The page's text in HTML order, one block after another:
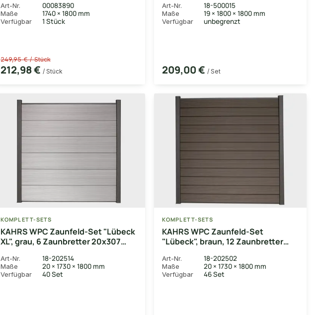
Unterbauleiste
Art-Nr. 00083890
Maße 1740 × 1800 mm
Verfügbar 1 Stück
249,95 € / Stück
212,98 € / Stück
Art-Nr. 18-500015
Maße 19 × 1800 × 1800 mm
Verfügbar unbegrenzt
209,00 € / Set
KOMPLETT-SETS
KAHRS WPC Zaunfeld-Set "Lübeck
XL", grau, 6 Zaunbretter 20x307
anthrazitbraun + Fixierungsstange
(exkl. Pfosten), 180x180 cm
Art-Nr. 18-202514
Maße 20 × 1730 × 1800 mm
Verfügbar 40 Set
KOMPLETT-SETS
KAHRS WPC Zaunfeld-Set
"Lübeck", braun, 12 Zaunbretter
Endleiste in anthrazitbraun +
Fixierungsstange (exkl. Pfosten),
180x180 cm
Art-Nr. 18-202502
Maße 20 × 1730 × 1800 mm
Verfügbar 46 Set